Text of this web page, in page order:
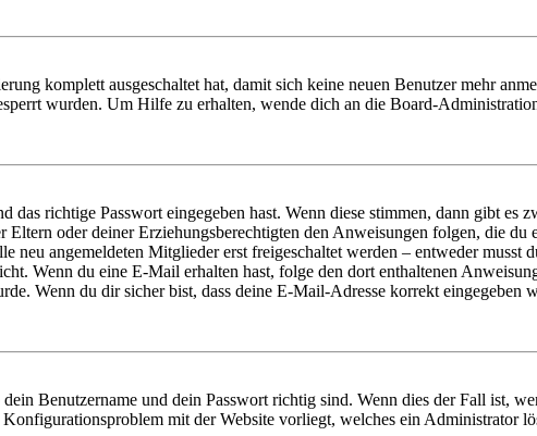
komplett ausgeschaltet hat, damit sich keine neuen Benutzer mehr
wurden. Um Hilfe zu erhalten, wende dich an die Board-
das richtige Passwort eingegeben hast. Wenn diese stimmen, dann gibt es
Eltern oder deiner Erziehungsberechtigten den Anweisungen folgen, die
neu angemeldeten Mitglieder erst freigeschaltet werden – entweder musst
Wenn du eine E-Mail erhalten hast, folge den dort enthaltenen
Wenn du dir sicher bist, dass deine E-Mail-Adresse korrekt eingegeben
Benutzername und dein Passwort richtig sind. Wenn dies der Fall ist,
mit der Website vorliegt, welches ein Administrator